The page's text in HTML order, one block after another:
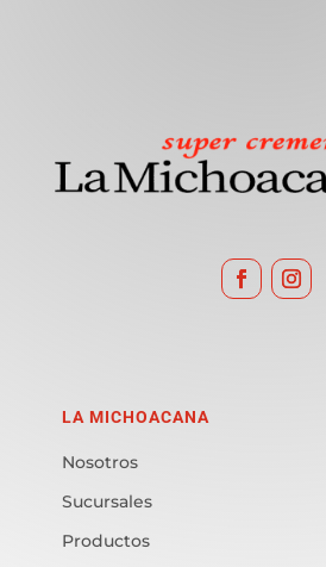
LA MICHOACANA
Nosotros
Sucursales
Productos